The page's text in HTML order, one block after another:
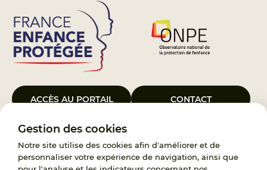
Gestion des cookies
Notre site utilise des cookies afin d'améliorer et de
personnaliser votre expérience de navigation, ainsi que
ACCÈS AU PORTAIL CONTACT
Le Groupement d’Intérêt Public France Enfance Protégée, créé le 5
janvier 2023, a pour objet d’assurer les missions de service public du
119, d’accompagnement des adoptants et de traitement des
demandes d’accès aux origines personnelles. France Enfance